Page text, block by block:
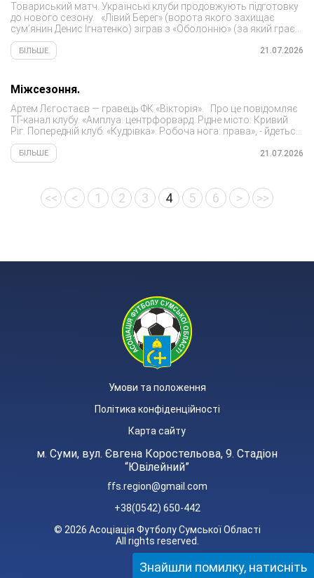
Товариський матч. Українські клуби продовжують підготовку
до нового сезону. «Лівий Берег» (ворота якого захищає
сум’янин Денис Ігнатенко) зіграв з «Оболонню» (за який грає
БІЛЬШЕ 21.07.2026
Міжсезоння.
Артем Лєгостаєв — гравець ФК «Вікторія». Про це повідомляє
ТГ-канал клубу. «Амплуа: центрфорвард. Рідне місто: Кривий
Ріг. Попередній клуб: «Кудрівка». Робоча нога: права», - йдеться
БІЛЬШЕ 21.07.2026
<< < 1 2 3 4 5 6 > >>
Умови та положення
Політика конфіденційності
Карта сайту
м. Суми, вул. Євгена Коростельова, 9. Стадіон
“Ювілейний”
ffs.region@gmail.com
+38(0542) 650-442
© 2026 Асоціація Футболу Сумської Області
All rights reserved.
Знайшли помилку, натисніть